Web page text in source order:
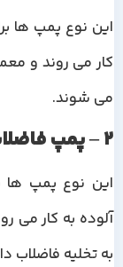
این نوع پمپ ها
کار می روند و
می شوند.
2 – پمپ فاضلاب تر
این نوع پمپ ها
آلوده به کار می
به تخلیه فاضلاب